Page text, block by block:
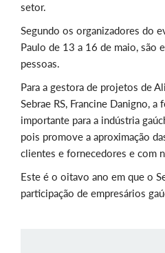
setor.
Segundo os organizadores do
Paulo de 13 a 16 de maio, são
pessoas.
Para a gestora de projetos de
Sebrae RS, Francine Danigno,
importante para a indústria
pois promove a aproximação
clientes e fornecedores e com
Este é o oitavo ano em que o
participação de empresários